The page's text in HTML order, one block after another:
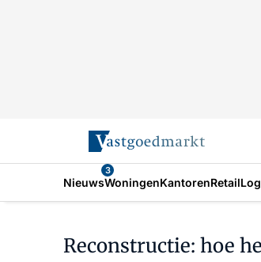
Nieuws
3
WoningenKantorenRetail
Reconstructie: hoe